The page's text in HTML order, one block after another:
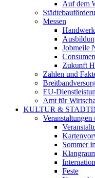
Auf dem
Messen
Jobmeile
Zukunft
Zahlen und
EU-
Amt für
KULTUR &
Veranstaltungen
Sommer
Feste